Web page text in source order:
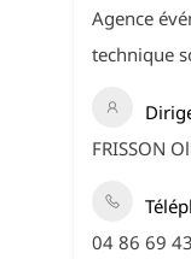
Agence
technique
FRISSON
04 86 69